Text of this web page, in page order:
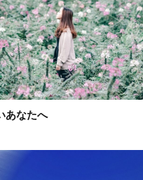
あなたへ